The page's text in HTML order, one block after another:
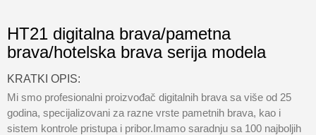
HT21 digitalna brava/pametna
brava/hotelska brava serija modela
KRATKI OPIS:
Mi smo profesionalni proizvođač digitalnih brava sa više od 25
godina, specijalizovani za razne vrste pametnih brava, kao i
sistem kontrole pristupa i pribor.Imamo saradnju sa 100 najboljih